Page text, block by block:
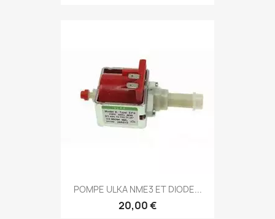
POMPE ULKA NME3 ET DIODE...
20,00 €